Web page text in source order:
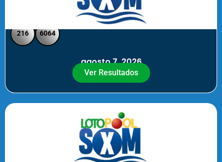
SXM Noche - Pick 3 Pick 4
216 6064
agosto 7, 2026
Ver Resultados